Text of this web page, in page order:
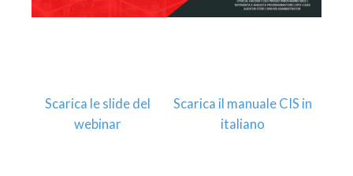
Scarica le slide del
webinar
Scarica il manuale CIS in
italiano